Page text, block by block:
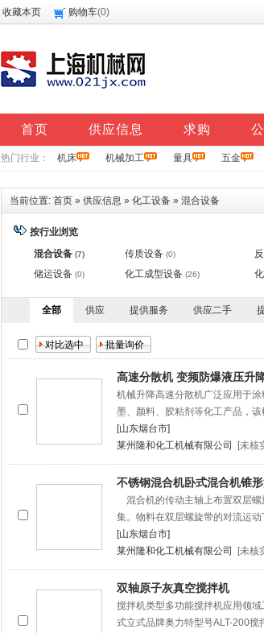
收藏本页 购物车(0)
首页 供应信息 求购
热门行业： 机床 机械加工 量具 五金
当前位置: 首页 » 供应信息 » 化工设备 » 混合设备
按行业浏览
混合设备 (7) 传质设备 (0)
储运设备 (0) 化工成型设备 (26)
全部 供应 提供服务 供应二手
高速分散机 变频防爆液压升
机械升降高速分散机广泛应用于
墨、颜料、胶粘剂等化工产品，该
[山东烟台市]
莱州隆和化工机械有限公司
[未核
不锈钢混合机卧式混合机锥
混合机的传动主轴上布置双层螺
集。物料在双层螺旋带的对流运动
[山东烟台市]
莱州隆和化工机械有限公司
[未核
双轴原子灰真空搅拌机
搅拌机类型多功能搅拌机应用领
式立式品牌奥力特型号ALT-200搅